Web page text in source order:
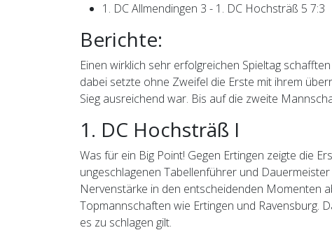
1. DC Allmendingen 3 - 1. DC Hochsträß 5 7:3
Berichte:
Einen wirklich sehr erfolgreichen Spieltag
dabei setzte ohne Zweifel die Erste mit ihrem
Sieg ausreichend war. Bis auf die zweite
1. DC Hochsträß I
Was für ein Big Point! Gegen Ertingen zeigte die
ungeschlagenen Tabellenführer und
Nervenstärke in den entscheidenden Momenten
Topmannschaften wie Ertingen und Ravensburg.
es zu schlagen gilt.